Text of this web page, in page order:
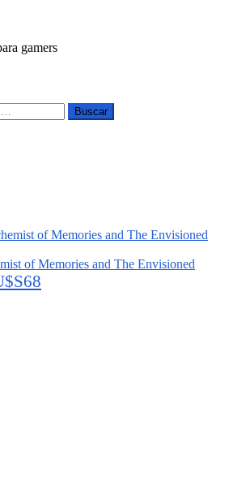
gamers
Buscar
of Memories and The Envisioned
68